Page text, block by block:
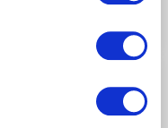
(セキュリティチェック